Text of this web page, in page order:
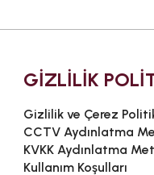
GİZLİLİK
Gizlilik ve Çerez
CCTV Aydınlatma
KVKK Aydınlatma
Kullanım Koşulları